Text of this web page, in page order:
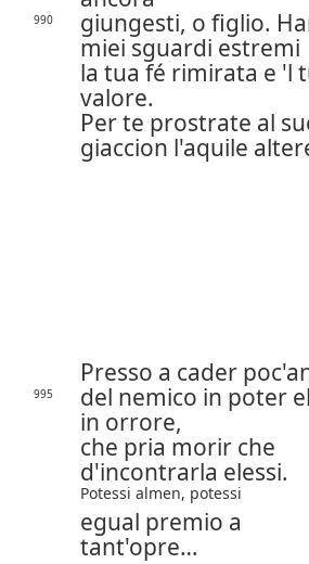
990
giungesti, o figlio.
miei sguardi estremi
la tua fé rimirata e 'l
valore.
Per te prostrate al
giaccion l'aquile
Presso a cader
995
del nemico in poter
in orrore,
che pria morir che
d'incontrarla elessi.
Potessi almen, potessi
egual premio a
tant'opre…